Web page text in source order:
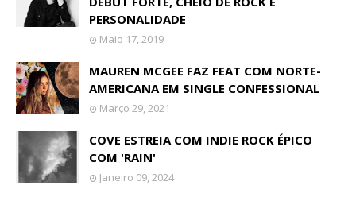
PERSONALIDADE
Maio 17, 2019
MAUREN MCGEE FAZ FEAT COM NORTE-
AMERICANA EM SINGLE CONFESSIONAL
Março 29, 2021
COVE ESTREIA COM INDIE ROCK ÉPICO
COM 'RAIN'
Janeiro 09, 2024